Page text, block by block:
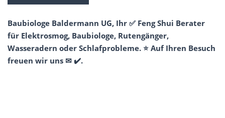
Baubiologe Baldermann UG, Ihr ✅ Feng Shui Berater
für Elektrosmog, Baubiologe, Rutengänger,
Wasseradern oder Schlafprobleme. ⭐ Auf Ihren Besuch
freuen wir uns ✉ ✔️.